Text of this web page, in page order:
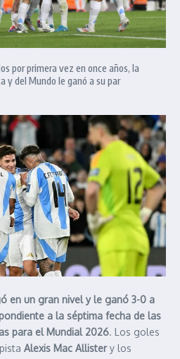
por primera vez en once años, la
y del Mundo le ganó a su par
en un gran nivel y le ganó 3-0 a
a la séptima fecha de las
para el Mundial 2026. Los goles
Alexis Mac Allistery los